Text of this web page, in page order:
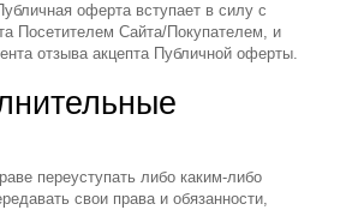
оферта вступает в силу с
Посетителем Сайта/Покупателем, и
отзыва акцепта Публичной оферты.
переуступать либо каким-либо
свои права и обязанности,